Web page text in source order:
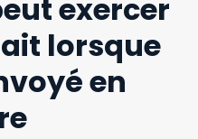
exercer
lorsque
en